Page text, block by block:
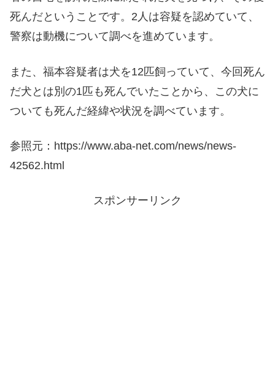
死んだということです。2人は容疑を認めていて、
警察は動機について調べを進めています。
また、福本容疑者は犬を12匹飼っていて、今回死ん
だ犬とは別の1匹も死んでいたことから、この犬に
ついても死んだ経緯や状況を調べています。
参照元：https://www.aba-net.com/news/news-
42562.html
スポンサーリンク